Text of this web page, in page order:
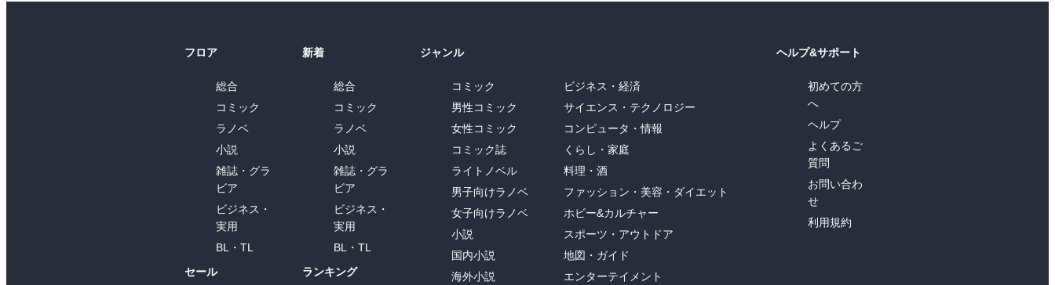
フロア
総合
コミック
ラノベ
小説
雑誌・グラ
ビア
ビジネス・
実用
BL・TL
セール
新着
総合
コミック
ラノベ
小説
雑誌・グラ
ビア
ビジネス・
実用
BL・TL
ランキング
ジャンル
コミック
男性コミック
女性コミック
コミック誌
ライトノベル
男子向けラノベ
女子向けラノベ
小説
国内小説
海外小説
ビジネス・経済
サイエンス・テクノロジー
コンピュータ・情報
くらし・家庭
料理・酒
ファッション・美容・ダイエット
ホビー&カルチャー
スポーツ・アウトドア
地図・ガイド
エンターテイメント
ヘルプ&サポート
初めての方
へ
ヘルプ
よくあるご
質問
お問い合わ
せ
利用規約